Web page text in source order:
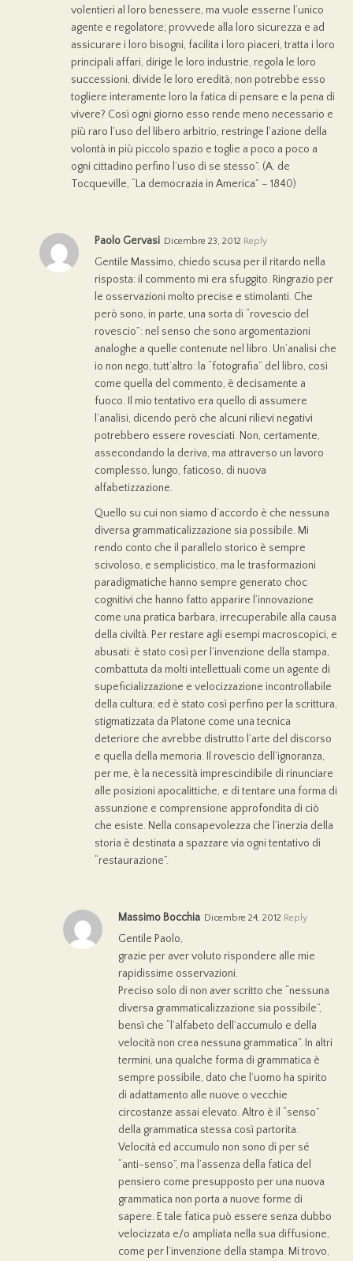
volentieri al loro benessere, ma vuole esserne l’unico
agente e regolatore; provvede alla loro sicurezza e ad
assicurare i loro bisogni, facilita i loro piaceri, tratta i loro
principali affari, dirige le loro industrie, regola le loro
successioni, divide le loro eredità; non potrebbe esso
togliere interamente loro la fatica di pensare e la pena di
vivere? Così ogni giorno esso rende meno necessario e
più raro l’uso del libero arbitrio, restringe l’azione della
volontà in più piccolo spazio e toglie a poco a poco a
ogni cittadino perfino l’uso di se stesso”. (A. de
Tocqueville, “La democrazia in America” – 1840)
Paolo Gervasi Dicembre 23, 2012 Reply
Gentile Massimo, chiedo scusa per il ritardo nella
risposta: il commento mi era sfuggito. Ringrazio per
le osservazioni molto precise e stimolanti. Che
però sono, in parte, una sorta di “rovescio del
rovescio”: nel senso che sono argomentazioni
analoghe a quelle contenute nel libro. Un’analisi che
io non nego, tutt’altro: la “fotografia” del libro, così
come quella del commento, è decisamente a
fuoco. Il mio tentativo era quello di assumere
l’analisi, dicendo però che alcuni rilievi negativi
potrebbero essere rovesciati. Non, certamente,
assecondando la deriva, ma attraverso un lavoro
complesso, lungo, faticoso, di nuova
alfabetizzazione.
Quello su cui non siamo d’accordo è che nessuna
diversa grammaticalizzazione sia possibile. Mi
rendo conto che il parallelo storico è sempre
scivoloso, e semplicistico, ma le trasformazioni
paradigmatiche hanno sempre generato choc
cognitivi che hanno fatto apparire l’innovazione
come una pratica barbara, irrecuperabile alla causa
della civiltà. Per restare agli esempi macroscopici, e
abusati: è stato così per l’invenzione della stampa,
combattuta da molti intellettuali come un agente di
supeficializzazione e velocizzazione incontrollabile
della cultura; ed è stato così perfino per la scrittura,
stigmatizzata da Platone come una tecnica
deteriore che avrebbe distrutto l’arte del discorso
e quella della memoria. Il rovescio dell’ignoranza,
per me, è la necessità imprescindibile di rinunciare
alle posizioni apocalittiche, e di tentare una forma di
assunzione e comprensione approfondita di ciò
che esiste. Nella consapevolezza che l’inerzia della
storia è destinata a spazzare via ogni tentativo di
“restaurazione”.
Massimo Bocchia Dicembre 24, 2012 Reply
Gentile Paolo,
grazie per aver voluto rispondere alle mie
rapidissime osservazioni.
Preciso solo di non aver scritto che “nessuna
diversa grammaticalizzazione sia possibile”,
bensì che “l’alfabeto dell’accumulo e della
velocità non crea nessuna grammatica”. In altri
termini, una qualche forma di grammatica è
sempre possibile, dato che l’uomo ha spirito
di adattamento alle nuove o vecchie
circostanze assai elevato. Altro è il “senso”
della grammatica stessa così partorita.
Velocità ed accumulo non sono di per sé
“anti-senso”, ma l’assenza della fatica del
pensiero come presupposto per una nuova
grammatica non porta a nuove forme di
sapere. E tale fatica può essere senza dubbo
velocizzata e/o ampliata nella sua diffusione,
come per l’invenzione della stampa. Mi trovo,